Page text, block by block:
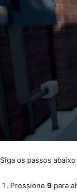
Siga os passos
Pressione 9 para